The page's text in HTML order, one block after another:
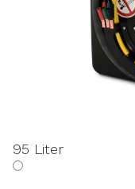
95 Liter